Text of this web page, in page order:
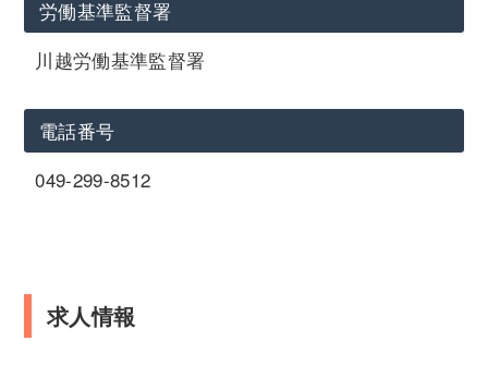
労働基準監督署
川越労働基準監督署
電話番号
049-299-8512
求人情報